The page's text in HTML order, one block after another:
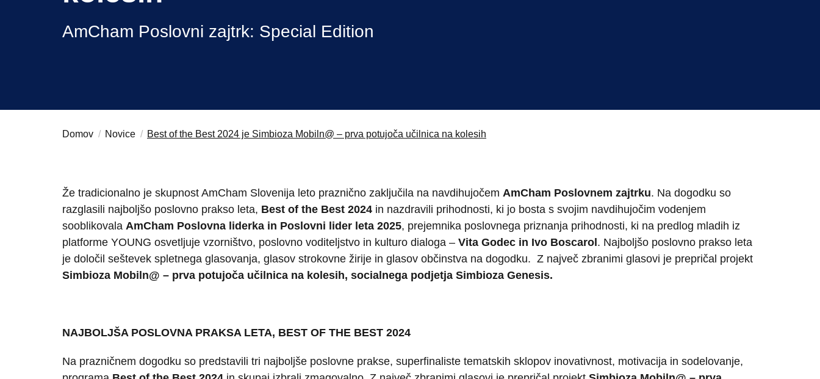
OSAC Ljubljana
Believe in Slovenia
AmCham Poslovni zajtrk: Special Edition
Domov Novice Best of the Best 2024 je Simbioza Mobiln@ – prva potujoča učilnica na kolesih
Že tradicionalno je skupnost AmCham Slovenija leto praznično zaključila na navdihujočem AmCham Poslovnem zajtrku. Na dogodku so
razglasili najboljšo poslovno prakso leta, Best of the Best 2024 in nazdravili prihodnosti, ki jo bosta s svojim navdihujočim vodenjem
sooblikovala AmCham Poslovna liderka in Poslovni lider leta 2025, prejemnika poslovnega priznanja prihodnosti, ki na predlog mladih iz
platforme YOUNG osvetljuje vzorništvo, poslovno voditeljstvo in kulturo dialoga – Vita Godec in Ivo Boscarol . Najboljšo poslovno prakso leta
je določil seštevek spletnega glasovanja, glasov strokovne žirije in glasov občinstva na dogodku. Z največ zbranimi glasovi je prepričal projekt
Simbioza Mobiln@ – prva potujoča učilnica na kolesih, socialnega podjetja Simbioza Genesis.
NAJBOLJŠA POSLOVNA PRAKSA LETA, BEST OF THE BEST 2024
Na prazničnem dogodku so predstavili tri najboljše poslovne prakse, superfinaliste tematskih sklopov inovativnost, motivacija in sodelovanje,